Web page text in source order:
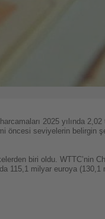
2025 yılında
öncesi seviyelerin belirgin
biri oldu. WTTC’nin
115,1 milyar euroya (130,1